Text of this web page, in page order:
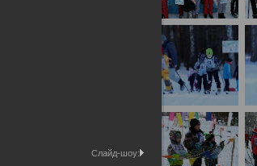
Слайд-шоу: